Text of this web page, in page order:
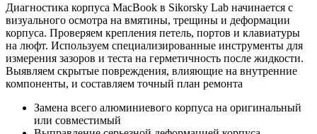
Диагностика корпуса MacBook в Sikorsky Lab начинается с
визуального осмотра на вмятины, трещины и деформации
корпуса. Проверяем крепления петель, портов и клавиатуры
на люфт. Используем специализированные инструменты для
измерения зазоров и теста на герметичность после жидкости.
Выявляем скрытые повреждения, влияющие на внутренние
компоненты, и составляем точный план ремонта
Замена всего алюминиевого корпуса на оригинальный
или совместимый